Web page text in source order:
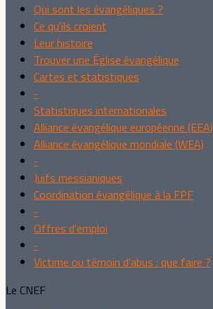
Qui sont les évangéliques ?
Ce qu'ils croient
Leur histoire
Trouver une Église évangélique
Cartes et statistiques
-
Statistiques internationales
Alliance évangélique européenne (EEA)
Alliance évangélique mondiale (WEA)
-
Juifs messianiques
Coordination évangélique à la FPF
-
Offres d'emploi
-
Victime ou témoin d'abus : que faire ?
Le CNEF